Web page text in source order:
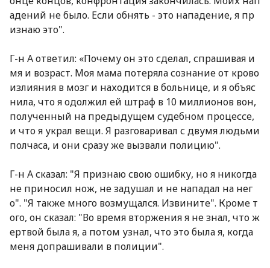
адений не было. Если обнять - это нападение, я пр
изнаю это".
Г-н А ответил: «Почему он это сделал, спрашивая и
мя и возраст. Моя мама потеряла сознание от крово
излияния в мозг и находится в больнице, и я объяс
нила, что я одолжил ей штраф в 10 миллионов вон,
полученный на предыдущем судебном процессе,
и что я украл вещи. Я разговаривал с двумя людьми
полчаса, и они сразу же вызвали полицию".
Г-н А сказал: "Я признаю свою ошибку, но я никогда
не приносил нож, не задушал и не нападал на нег
о". "Я также много возмущался. Извините". Кроме т
ого, он сказал: "Во время вторжения я не знал, что ж
ертвой была я, а потом узнал, что это была я, когда
меня допрашивали в полиции".